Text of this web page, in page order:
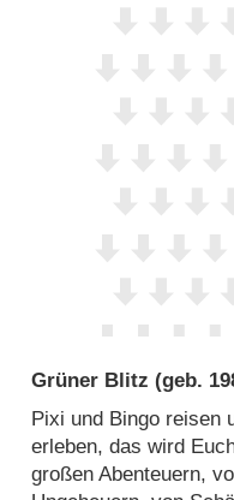
Grüner Blitz (geb.
Pixi und Bingo reisen
erleben, das wird
großen Abenteuern,